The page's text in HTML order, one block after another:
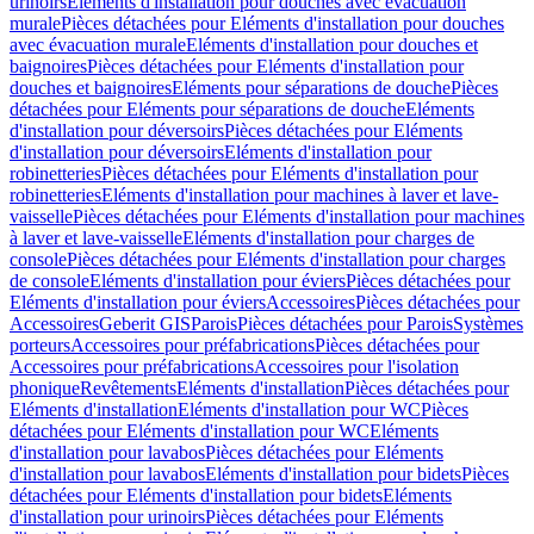
muralePièces détachées pour Eléments d'installation pour douches
avec évacuation muraleEléments d'installation pour douches et
baignoiresPièces détachées pour Eléments d'installation pour
douches et baignoiresEléments pour séparations de douchePièces
détachées pour Eléments pour séparations de doucheEléments
d'installation pour déversoirsPièces détachées pour Eléments
d'installation pour déversoirsEléments d'installation pour
robinetteriesPièces détachées pour Eléments d'installation pour
robinetteriesEléments d'installation pour machines à laver et lave-
vaissellePièces détachées pour Eléments d'installation pour machines
à laver et lave-vaisselleEléments d'installation pour charges de
consolePièces détachées pour Eléments d'installation pour charges
de consoleEléments d'installation pour éviersPièces détachées pour
Eléments d'installation pour éviersAccessoiresPièces détachées pour
AccessoiresGeberit GISParoisPièces détachées pour ParoisSystèmes
porteursAccessoires pour préfabricationsPièces détachées pour
Accessoires pour préfabricationsAccessoires pour l'isolation
phoniqueRevêtementsEléments d'installationPièces détachées pour
Eléments d'installationEléments d'installation pour WCPièces
détachées pour Eléments d'installation pour WCEléments
d'installation pour lavabosPièces détachées pour Eléments
d'installation pour lavabosEléments d'installation pour bidetsPièces
détachées pour Eléments d'installation pour bidetsEléments
d'installation pour urinoirsPièces détachées pour Eléments